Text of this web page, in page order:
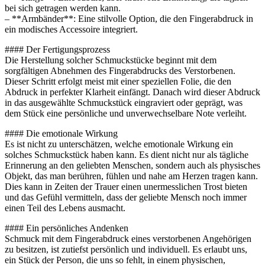
bei sich getragen werden kann.
– **Armbänder**: Eine stilvolle Option, die den Fingerabdruck in
ein modisches Accessoire integriert.
#### Der Fertigungsprozess
Die Herstellung solcher Schmuckstücke beginnt mit dem
sorgfältigen Abnehmen des Fingerabdrucks des Verstorbenen.
Dieser Schritt erfolgt meist mit einer speziellen Folie, die den
Abdruck in perfekter Klarheit einfängt. Danach wird dieser Abdruck
in das ausgewählte Schmuckstück eingraviert oder geprägt, was
dem Stück eine persönliche und unverwechselbare Note verleiht.
#### Die emotionale Wirkung
Es ist nicht zu unterschätzen, welche emotionale Wirkung ein
solches Schmuckstück haben kann. Es dient nicht nur als tägliche
Erinnerung an den geliebten Menschen, sondern auch als physisches
Objekt, das man berühren, fühlen und nahe am Herzen tragen kann.
Dies kann in Zeiten der Trauer einen unermesslichen Trost bieten
und das Gefühl vermitteln, dass der geliebte Mensch noch immer
einen Teil des Lebens ausmacht.
#### Ein persönliches Andenken
Schmuck mit dem Fingerabdruck eines verstorbenen Angehörigen
zu besitzen, ist zutiefst persönlich und individuell. Es erlaubt uns,
ein Stück der Person, die uns so fehlt, in einem physischen,